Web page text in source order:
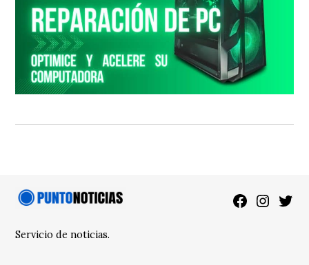
Facebook
Servicio de noticias.